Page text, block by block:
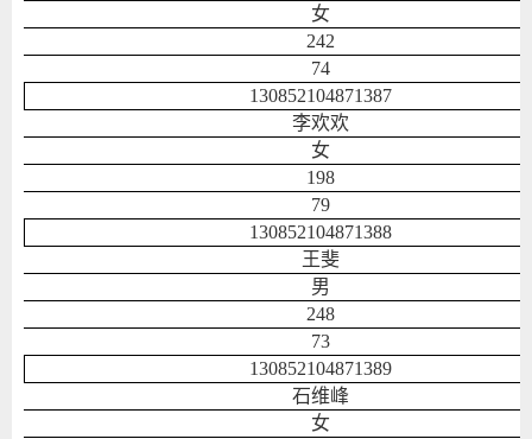
女
242
74
130852104871387
李欢欢
女
198
79
130852104871388
王斐
男
248
73
130852104871389
石维峰
女